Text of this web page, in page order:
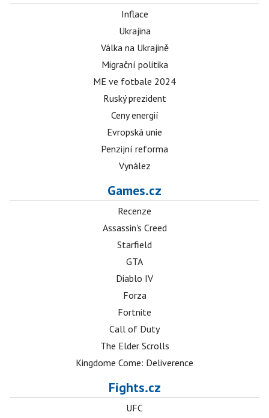
Inflace
Ukrajina
Válka na Ukrajině
Migrační politika
ME ve fotbale 2024
Ruský prezident
Ceny energií
Evropská unie
Penzijní reforma
Vynález
Games.cz
Recenze
Assassin's Creed
Starfield
GTA
Diablo IV
Forza
Fortnite
Call of Duty
The Elder Scrolls
Kingdome Come: Deliverence
Fights.cz
UFC